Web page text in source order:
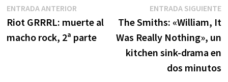
Navegación
de
entradas
ENTRADA ANTERIOREntrada
anterior:
Riot GRRRL: muerte al
macho rock, 2ª parte
ENTRADA SIGUIENTE
The Smiths: «William, It
Was Really Nothing», un
kitchen sink-drama en
dos minutos